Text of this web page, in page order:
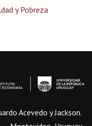
y Pobreza
Acevedo y Jackson.